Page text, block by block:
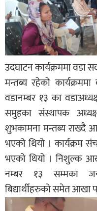
उदघाटन कार्यक्रममा वडा
मन्तब्य रहेको
वडानम्बर १३ का
समुहका संस्थापक
शुभकामना मन्तब्य राख्दै
भएको थियो । कार्यक्रम
भएको थियो । निशुल्क
नम्बर १३ सम्मका
बिद्यार्थीहरुको समेत आखा